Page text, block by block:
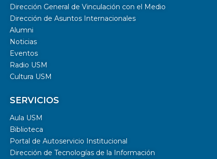
Dirección General de Vinculación con el Medio
Dirección de Asuntos Internacionales
Alumni
Noticias
Eventos
Radio USM
Cultura USM
SERVICIOS
Aula USM
Biblioteca
Portal de Autoservicio Institucional
Dirección de Tecnologías de la Información